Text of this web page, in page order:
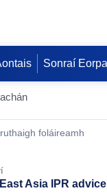
Sonraí
Portlet
foláireamh
Asia IPR